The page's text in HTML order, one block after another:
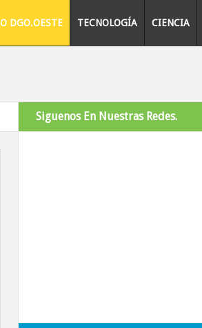
DGO.OESTE TECNOLOGÍA CIENCIA
Siguenos En Nuestras Redes.